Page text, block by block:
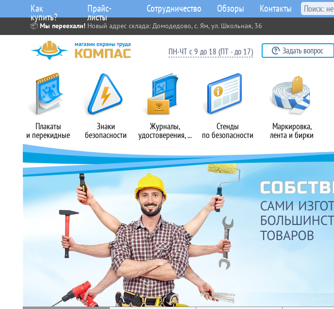
📦 Мы переехали! Новый адрес склада: Домодедово, с. Ям, ул. Школьная, 36
Плакаты
и перекидные
Знаки
безопасности
Журналы,
удостоверения, ...
Стенды
по безопасности
Маркировка,
лента и бирки
Как
купить?
Прайс-
листы
Сотрудничество Обзоры Контакты
ПН-ЧТ с 9 до 18 (ПТ - до 17) Задать вопрос